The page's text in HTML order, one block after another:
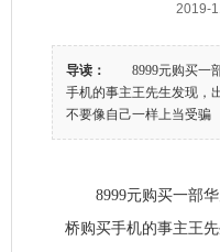
2019-
导读：
8999元购买一部
手机的事主王先生发现，
不要像自己一样上当受骗
8999元购买一部华
桥购买手机的事主王